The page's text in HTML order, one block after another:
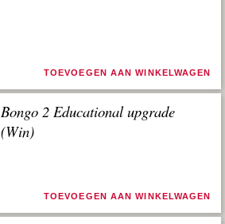
TOEVOEGEN AAN WINKELWAGEN
Bongo 2 Educational upgrade
(Win)
TOEVOEGEN AAN WINKELWAGEN